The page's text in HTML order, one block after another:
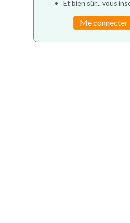
Et bien sûr... vous
Me connecter